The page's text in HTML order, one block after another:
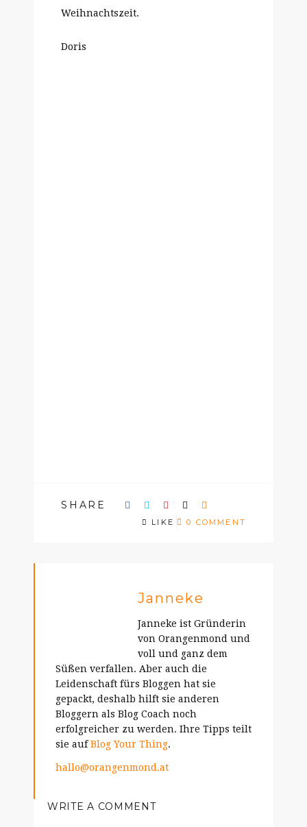
Weihnachtszeit.
Doris
SHARE
LIKE 0 COMMENT
Janneke
Janneke ist Gründerin
von Orangenmond und
voll und ganz dem
Süßen verfallen. Aber auch die
Leidenschaft fürs Bloggen hat sie
gepackt, deshalb hilft sie anderen
Bloggern als Blog Coach noch
erfolgreicher zu werden. Ihre Tipps teilt
sie aufBlog Your Thing.
hallo@orangenmond.at
WRITE A COMMENT